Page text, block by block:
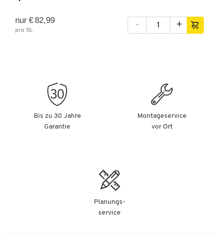
nur € 82,99
pro St.
- +
Bis zu 30 Jahre
Garantie
Montageservice
vor Ort
Planungs-
service